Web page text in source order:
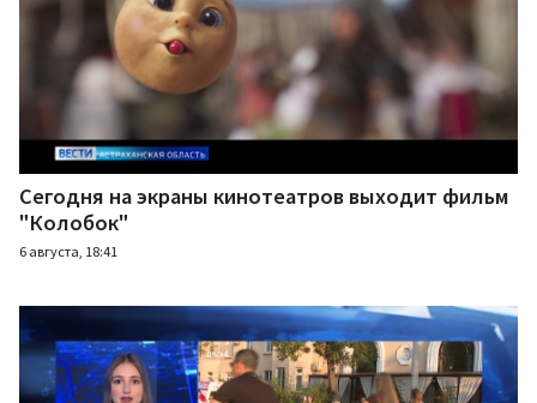
Сегодня на экраны кинотеатров выходит фильм
"Колобок"
6 августа, 18:41